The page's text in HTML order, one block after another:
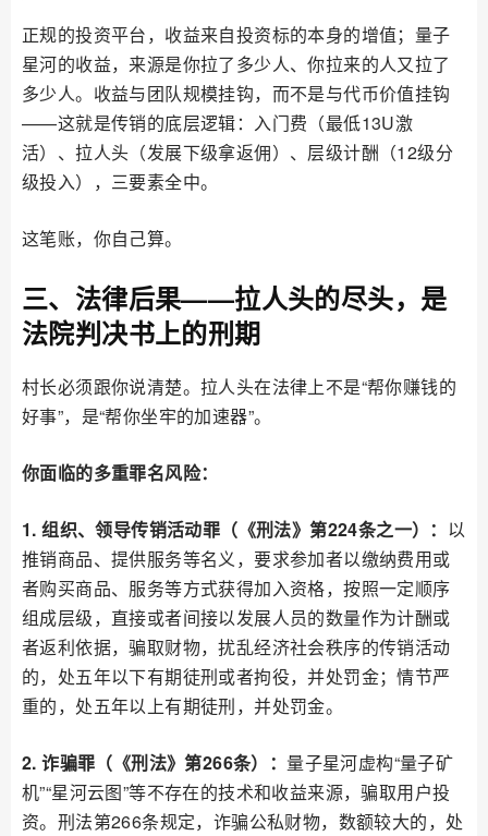
正规的投资平台，收益来自投资标的本身的增值；量子
星河的收益，来源是你拉了多少人、你拉来的人又拉了
多少人。收益与团队规模挂钩，而不是与代币价值挂钩
——这就是传销的底层逻辑：入门费（最低13U激
活）、拉人头（发展下级拿返佣）、层级计酬（12级分
级投入），三要素全中。
这笔账，你自己算。
三、法律后果——拉人头的尽头，是
法院判决书上的刑期
村长必须跟你说清楚。拉人头在法律上不是“帮你赚钱的
好事”，是“帮你坐牢的加速器”。
你面临的多重罪名风险：
1. 组织、领导传销活动罪（《刑法》第224条之一）： 以
推销商品、提供服务等名义，要求参加者以缴纳费用或
者购买商品、服务等方式获得加入资格，按照一定顺序
组成层级，直接或者间接以发展人员的数量作为计酬或
者返利依据，骗取财物，扰乱经济社会秩序的传销活动
的，处五年以下有期徒刑或者拘役，并处罚金；情节严
重的，处五年以上有期徒刑，并处罚金。
2. 诈骗罪（《刑法》第266条）： 量子星河虚构“量子矿
机”“星河云图”等不存在的技术和收益来源，骗取用户投
资。刑法第266条规定，诈骗公私财物，数额较大的，处